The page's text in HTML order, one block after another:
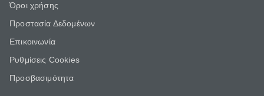
Όροι χρήσης
Προστασία Δεδομένων
Επικοινωνία
Ρυθμίσεις Cookies
Προσβασιμότητα